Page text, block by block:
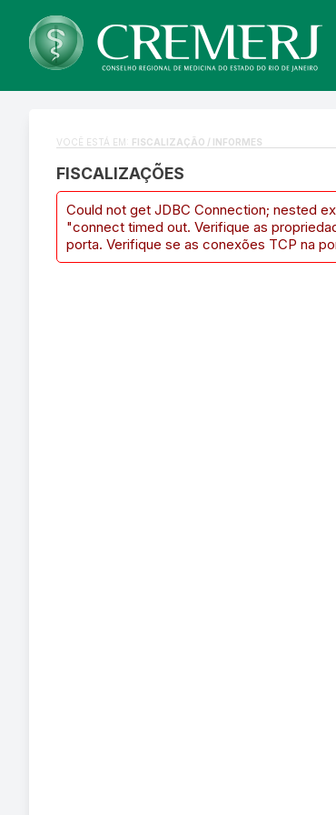
VOCÊ ESTÁ EM: FISCALIZAÇÃO / INFORMES
FISCALIZAÇÕES
Could not get JDBC Connection; nested
"connect timed out. Verifique as
porta. Verifique se as conexões TCP na